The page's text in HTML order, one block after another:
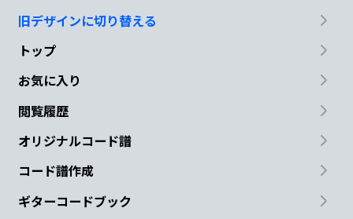
だって 明日を知らないで
僕の
G
Am
旧デザインに切り替える
トップ
お気に入り
閲覧履歴
オリジナルコード譜
コード譜作成
ギターコードブック